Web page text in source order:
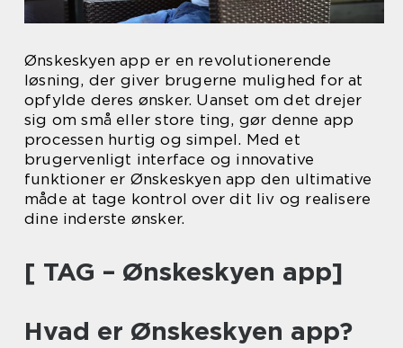
Ønskeskyen app er en revolutionerende
løsning, der giver brugerne mulighed for at
opfylde deres ønsker. Uanset om det drejer
sig om små eller store ting, gør denne app
processen hurtig og simpel. Med et
brugervenligt interface og innovative
funktioner er Ønskeskyen app den ultimative
måde at tage kontrol over dit liv og realisere
dine inderste ønsker.
[ TAG – Ønskeskyen app]
Hvad er Ønskeskyen app?